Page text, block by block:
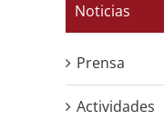
Noticias
Prensa
Actividades